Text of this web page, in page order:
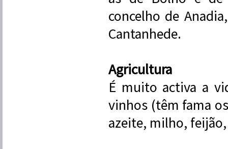
concelho de
Cantanhede.
Agricultura
É muito activa a
vinhos (têm fama
azeite, milho,